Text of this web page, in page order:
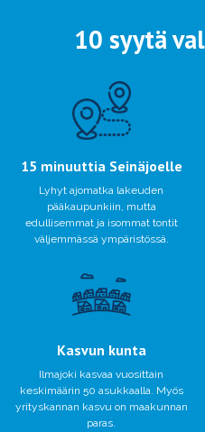
10 syytä
15 minuuttia Seinäjoelle
Lyhyt ajomatka lakeuden
pääkaupunkiin, mutta
edullisemmat ja isommat tontit
väljemmässä ympäristössä.
Kasvun kunta
Ilmajoki kasvaa vuosittain
keskimäärin 50 asukkaalla. Myös
yrityskannan kasvu on maakunnan
paras.